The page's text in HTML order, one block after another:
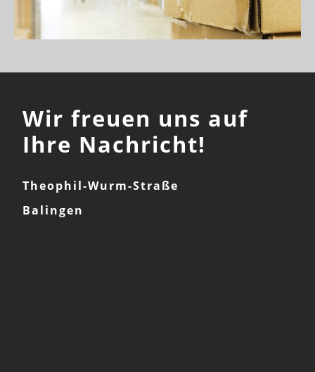
Wir freuen uns auf
Ihre Nachricht!
Theophil-Wurm-Straße
Balingen